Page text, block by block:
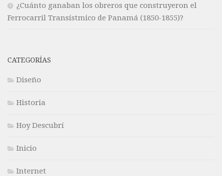
¿Cuánto ganaban los obreros que construyeron el
Ferrocarril Transístmico de Panamá (1850-1855)?
CATEGORÍAS
Diseño
Historia
Hoy Descubrí
Inicio
Internet